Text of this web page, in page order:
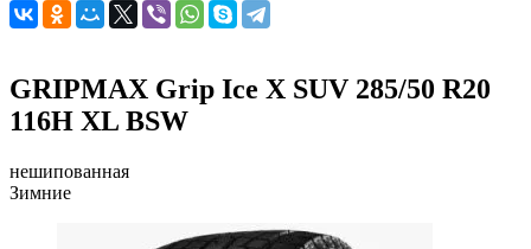
GRIPMAX Grip Ice X SUV 285/50 R20
116H XL BSW
нешипованная
Зимние